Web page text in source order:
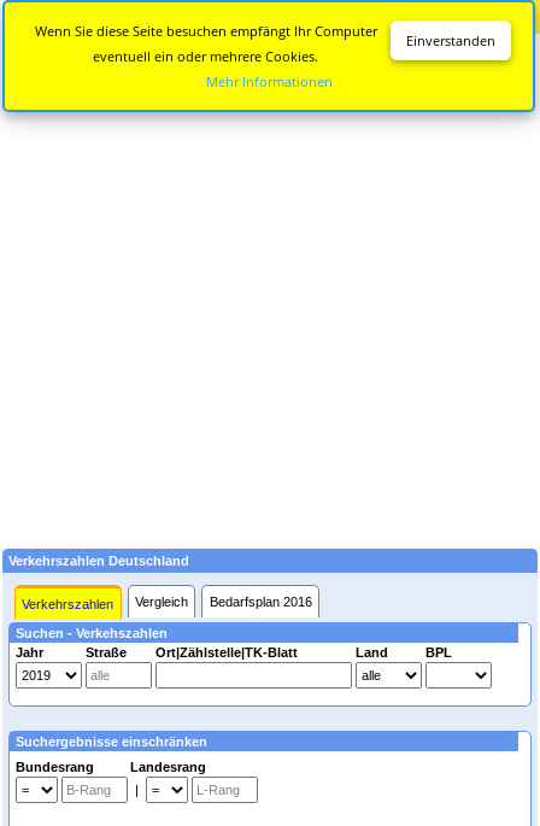
Verkehrszahlen Deutschland
Verkehrszahlen Vergleich Bedarfsplan 2016
Suchen - Verkehszahlen
Jahr
Straße Ort|Zählstelle|TK-Blatt Land BPL
Suchergebnisse einschränken
Bundesrang Landesrang
|
Einverstanden
Wenn Sie diese Seite besuchen empfängt Ihr Computer
eventuell ein oder mehrere Cookies.
Mehr Informationen